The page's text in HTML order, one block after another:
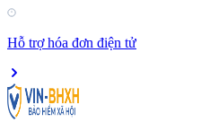
Hỗ trợ hóa đơn điện tử